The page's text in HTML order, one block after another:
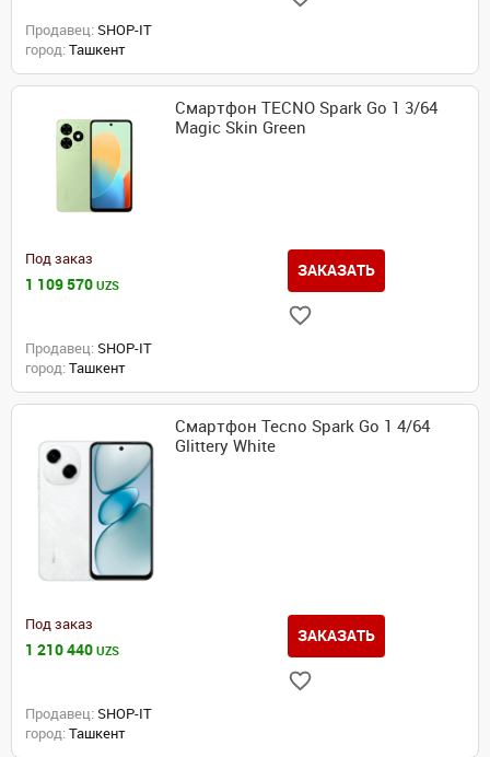
Продавец: SHOP-IT
город: Ташкент
Смартфон TECNO Spark Go 1 3/64
Magic Skin Green
Под заказ
1 109 570 UZS
ЗАКАЗАТЬ
Продавец: SHOP-IT
город: Ташкент
Смартфон Tecno Spark Go 1 4/64
Glittery White
Под заказ
1 210 440 UZS
ЗАКАЗАТЬ
Продавец: SHOP-IT
город: Ташкент